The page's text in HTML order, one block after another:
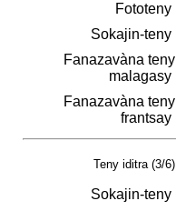
Fototeny
Sokajin-teny
Fanazavàna teny
malagasy
Fanazavàna teny
frantsay
Teny iditra (3/6)
Sokajin-teny